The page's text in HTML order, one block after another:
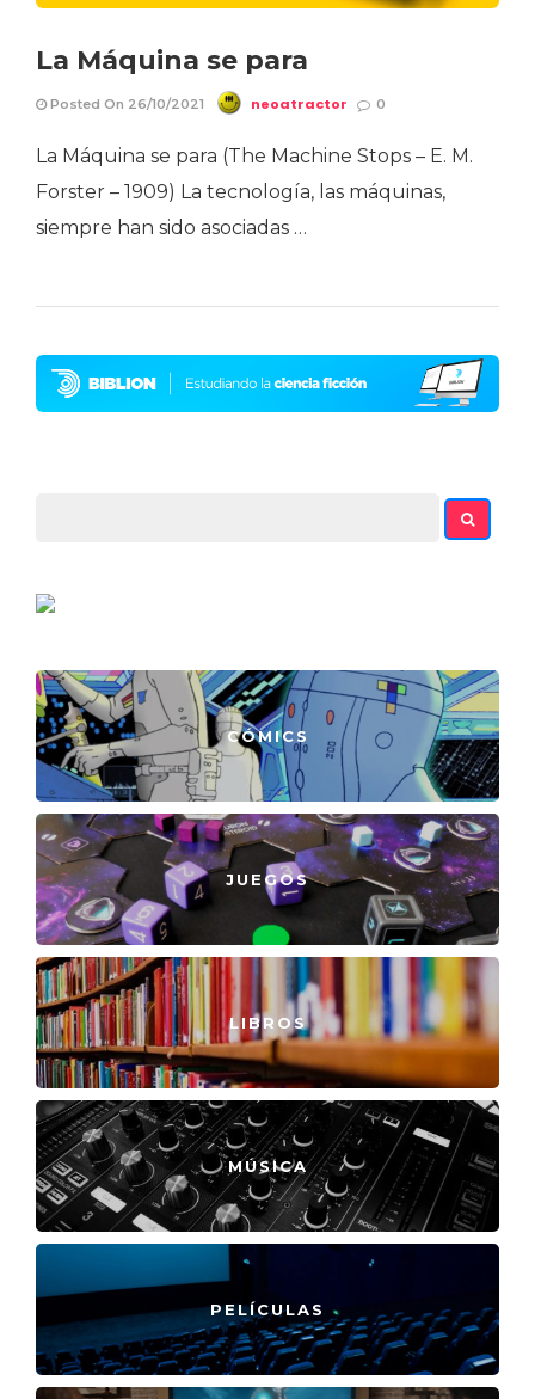
La Máquina se para
Posted On 26/10/2021 neoatractor 0
La Máquina se para (The Machine Stops – E. M.
Forster – 1909) La tecnología, las máquinas,
siempre han sido asociadas …
CÓMICS
JUEGOS
LIBROS
MÚSICA
PELÍCULAS